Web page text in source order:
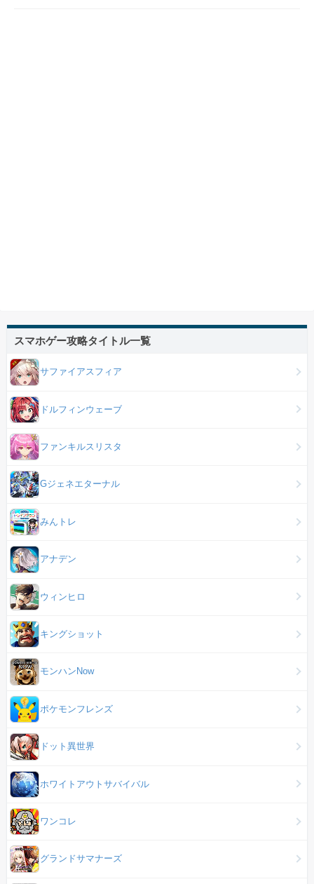
スマホゲー攻略タイトル一覧
サファイアスフィア
ドルフィンウェーブ
ファンキルスリスタ
Gジェネエターナル
みんトレ
アナデン
ウィンヒロ
キングショット
モンハンNow
ポケモンフレンズ
ドット異世界
ホワイトアウトサバイバル
ワンコレ
グランドサマナーズ